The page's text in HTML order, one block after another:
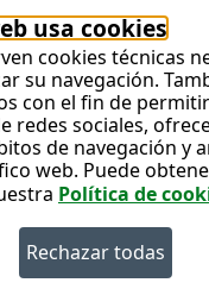
usa cookies
cookies técnicas
su navegación.
con el fin de permitir
redes sociales,
de navegación y
web. Puede
Política de